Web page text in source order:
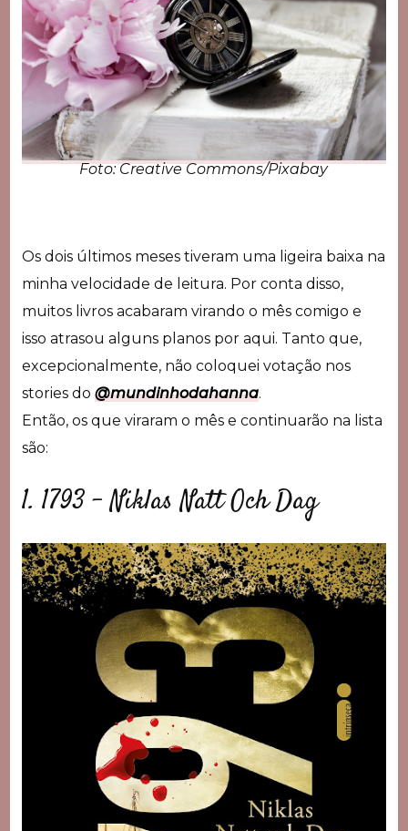
Foto: Creative Commons/Pixabay
Os dois últimos meses tiveram uma ligeira baixa na
minha velocidade de leitura. Por conta disso,
muitos livros acabaram virando o mês comigo e
isso atrasou alguns planos por aqui. Tanto que,
excepcionalmente, não coloquei votação nos
stories do @mundinhodahanna.
Então, os que viraram o mês e continuarão na lista
são:
1. 1793 – Niklas Natt Och Dag